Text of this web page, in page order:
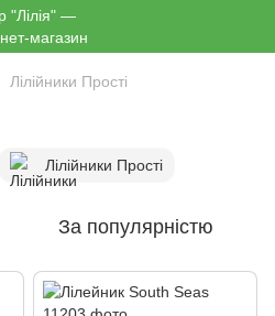
Лілійники Прості
Лілійники Прості
За популярністю